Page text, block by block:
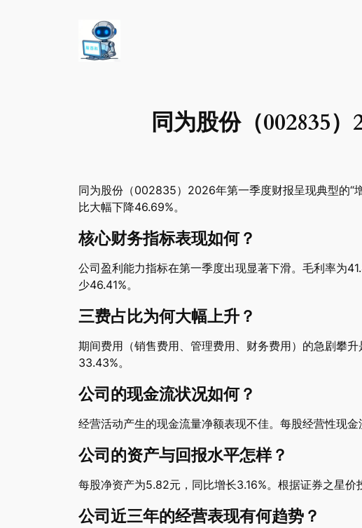
同为股份（002835
同为股份（002835）2026年第一季度财报呈现典型的“
比大幅下降46.69%。
核心财务指标表现如何？
公司盈利能力指标在第一季度出现显著下滑。毛利率为
少46.41%。
三费占比为何大幅上升？
期间费用（销售费用、管理费用、财务费用）的急剧攀
33.43%。
公司的现金流状况如何？
经营活动产生的现金流量净额表现不佳。每股经营性现
公司的资产与回报水平怎样？
每股净资产为5.82元，同比增长3.16%。根据证券之星
公司近三年的经营表现有何趋势？